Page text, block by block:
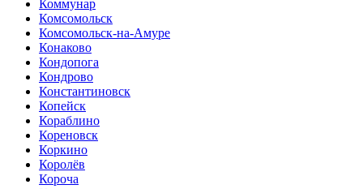
Коммунар
Комсомольск
Комсомольск-на-Амуре
Конаково
Кондопога
Кондрово
Константиновск
Копейск
Кораблино
Кореновск
Коркино
Королёв
Короча